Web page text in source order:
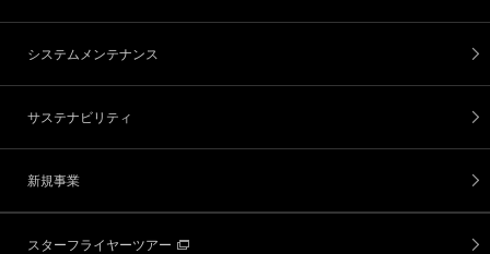
システムメンテナンス
サステナビリティ
新規事業
スターフライヤーツアー